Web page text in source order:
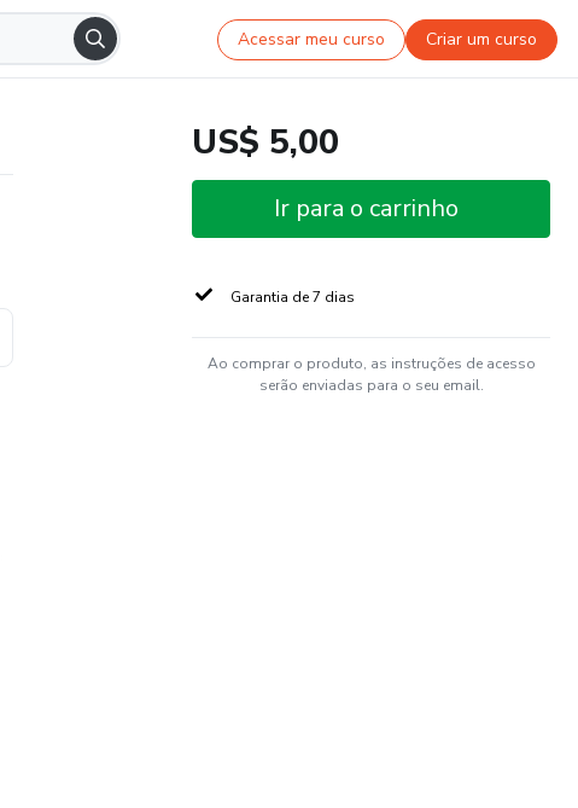
Acessar meu curso Criar um curso
US$ 5,00
Ir para o carrinho
Garantia de 7 dias
Ao comprar o produto, as instruções de acesso
serão enviadas para o seu email.